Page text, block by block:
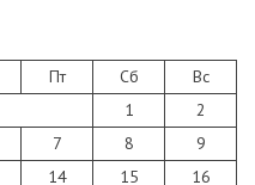
Пт Сб
Вс
1
2
7 8
9
14 15
16